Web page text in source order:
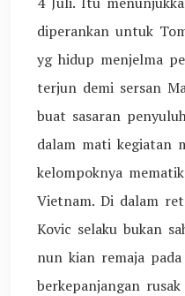
diperankan untuk
yg hidup menjelma
terjun demi sersan
buat sasaran
dalam mati kegiatan
kelompoknya
Vietnam. Di dalam
Kovic selaku bukan
nun kian remaja
berkepanjangan